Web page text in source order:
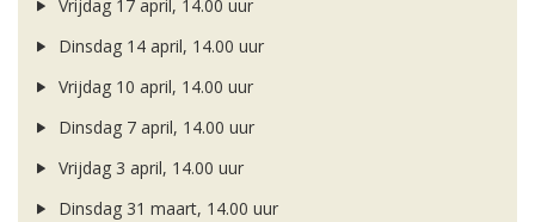
Vrijdag 17 april, 14.00 uur
Dinsdag 14 april, 14.00 uur
Vrijdag 10 april, 14.00 uur
Dinsdag 7 april, 14.00 uur
Vrijdag 3 april, 14.00 uur
Dinsdag 31 maart, 14.00 uur